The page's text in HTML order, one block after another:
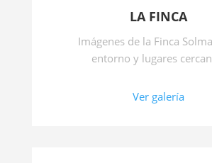
LA FINCA
Imágenes de la Finca
entorno y lugares
Ver galería